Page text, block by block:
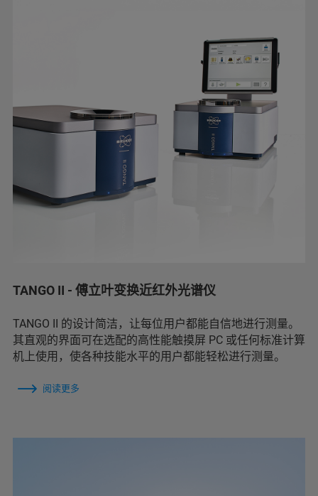
TANGO II - 傅立叶变换近红外光谱仪
TANGO II 的设计简洁，让每位用户都能自信地进行测量。
其直观的界面可在选配的高性能触摸屏 PC 或任何标准计算
机上使用，使各种技能水平的用户都能轻松进行测量。
阅读更多